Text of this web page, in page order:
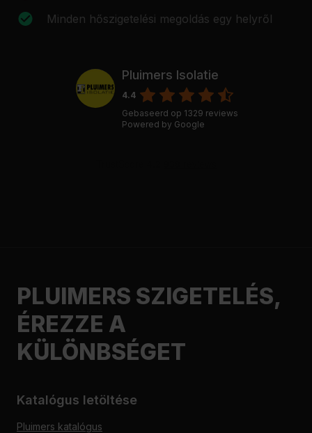
Minden hőszigetelési megoldás egy helyről
Pluimers Isolatie
4.4
Gebaseerd op 1329 reviews
Powered by Google
PLUIMERS SZIGETELÉS,
ÉREZZE A
KÜLÖNBSÉGET
Katalógus letöltése
Pluimers katalógus